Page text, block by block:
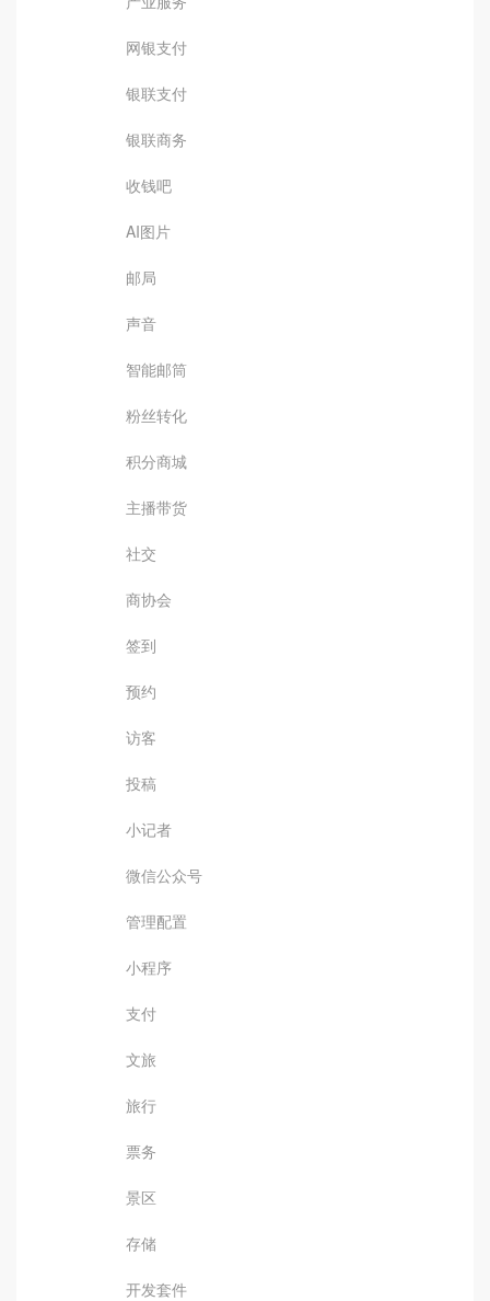
网银支付
银联支付
银联商务
收钱吧
AI图片
邮局
声音
智能邮筒
粉丝转化
积分商城
主播带货
社交
商协会
签到
预约
访客
投稿
小记者
微信公众号
管理配置
小程序
支付
文旅
旅行
票务
景区
存储
开发套件